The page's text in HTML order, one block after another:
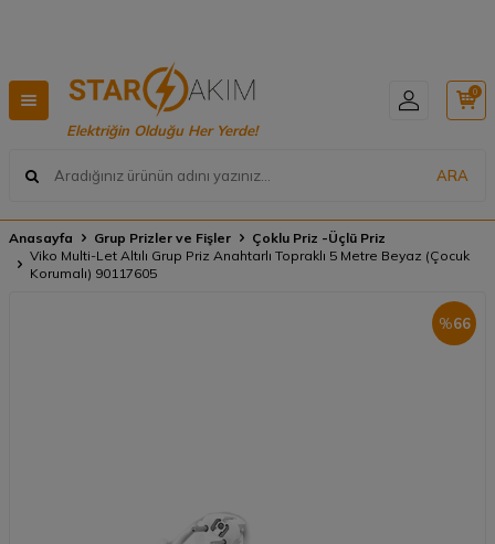
Elektriğin Olduğu Her Yerde!
ARA
0
Anasayfa Grup Prizler ve Fişler
Çoklu Priz -Üçlü Priz
Viko Multi-Let Altılı Grup Priz Anahtarlı Topraklı 5 Metre Beyaz (Çocuk
Korumalı) 90117605
%66